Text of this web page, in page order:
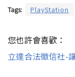
Tags: PlayStation
您也許會喜歡：
立達合法徵信社-